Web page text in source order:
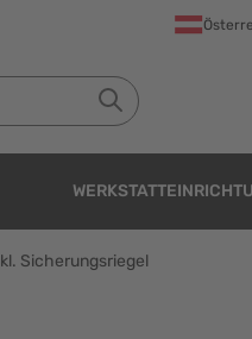
Sicherungsriegel